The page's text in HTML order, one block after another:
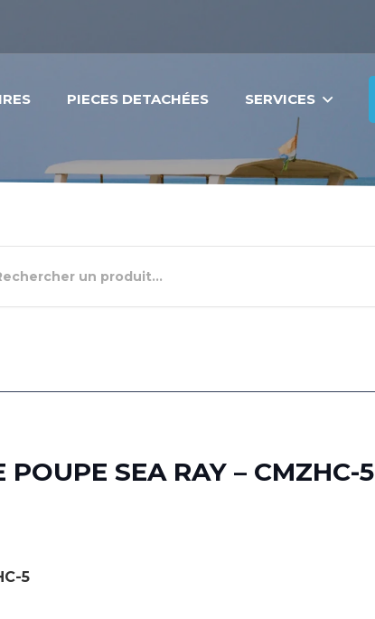
PIECES DETACHÉES SERVICES
POUPE SEA RAY – CMZHC-5
5